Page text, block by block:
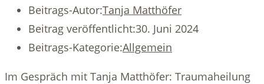
Beitrags-Autor:Tanja Matthöfer
Beitrag veröffentlicht:30. Juni 2024
Beitrags-Kategorie:Allgemein
Im Gespräch mit Tanja Matthöfer: Traumaheilung